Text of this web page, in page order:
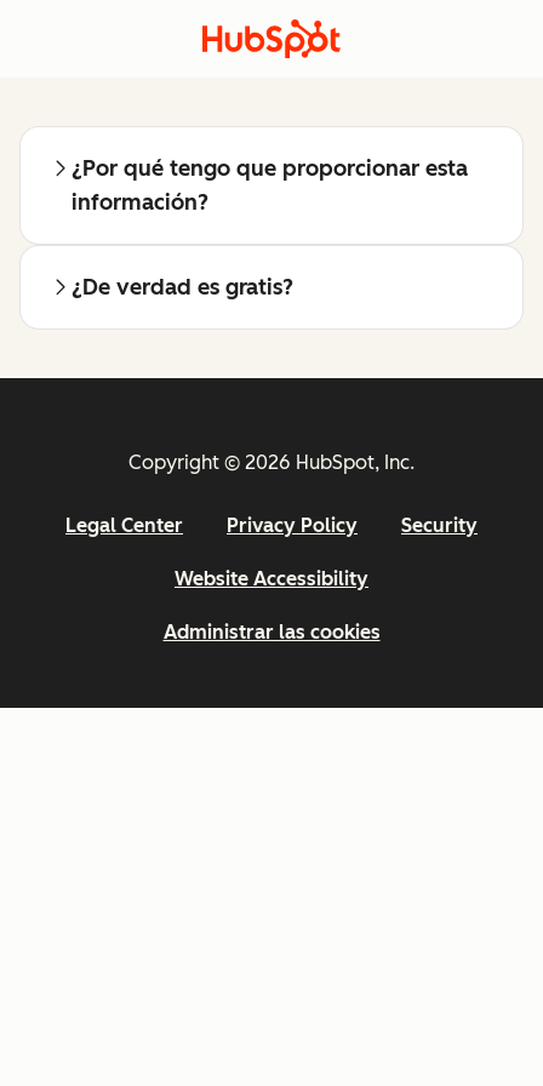
¿Por qué tengo que proporcionar esta
información?
¿De verdad es gratis?
Copyright © 2026 HubSpot, Inc.
Legal Center Privacy Policy Security
Website Accessibility
Administrar las cookies